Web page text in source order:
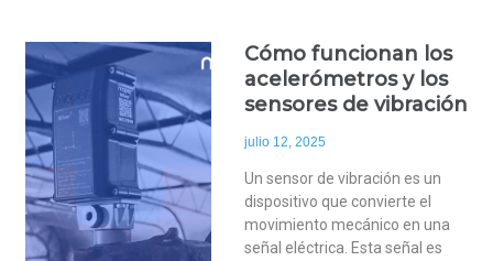
Cómo funcionan los
acelerómetros y los
sensores de vibración
julio 12, 2025
Un sensor de vibración es un
dispositivo que convierte el
movimiento mecánico en una
señal eléctrica. Esta señal es